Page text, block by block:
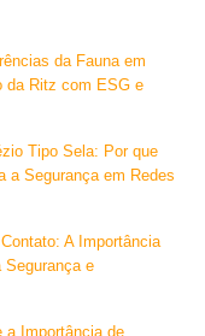
da Fauna em
da Ritz com ESG e
Tipo Sela: Por que
a Segurança em Redes
A Importância
Segurança e
a Importância de